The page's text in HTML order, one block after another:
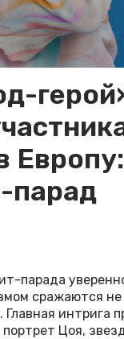
Европу:
парад
парада
сражаются не
интрига
Цоя,